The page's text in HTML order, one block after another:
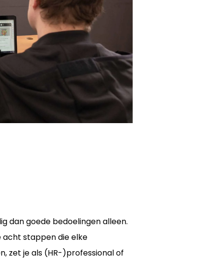
dan goede bedoelingen alleen.
acht stappen die elke
zet je als (HR-)professional of